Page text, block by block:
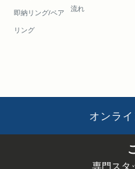
オンラ
即納リング/ペア
リング
流れ
修理・リフ
お問い合
PUA ALLY(プアアリ)専門スタ